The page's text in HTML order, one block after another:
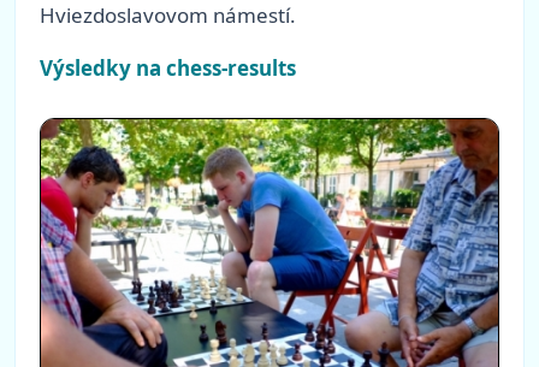
Hviezdoslavovom námestí.
Výsledky na chess-results